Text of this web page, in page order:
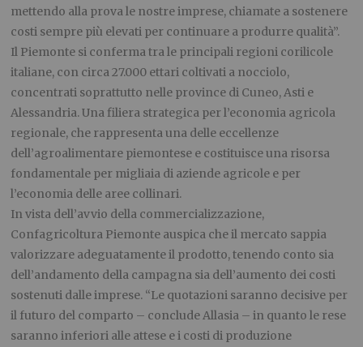
mettendo alla prova le nostre imprese, chiamate a sostenere
costi sempre più elevati per continuare a produrre qualità”.
Il Piemonte si conferma tra le principali regioni corilicole
italiane, con circa 27.000 ettari coltivati a nocciolo,
concentrati soprattutto nelle province di Cuneo, Asti e
Alessandria. Una filiera strategica per l’economia agricola
regionale, che rappresenta una delle eccellenze
dell’agroalimentare piemontese e costituisce una risorsa
fondamentale per migliaia di aziende agricole e per
l’economia delle aree collinari.
In vista dell’avvio della commercializzazione,
Confagricoltura Piemonte auspica che il mercato sappia
valorizzare adeguatamente il prodotto, tenendo conto sia
dell’andamento della campagna sia dell’aumento dei costi
sostenuti dalle imprese. “Le quotazioni saranno decisive per
il futuro del comparto – conclude Allasia – in quanto le rese
saranno inferiori alle attese e i costi di produzione